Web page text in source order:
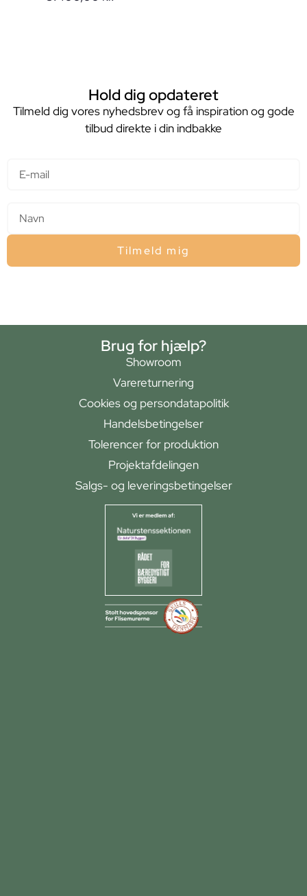
Hold dig opdateret
Tilmeld dig vores nyhedsbrev og få inspiration og gode
tilbud direkte i din indbakke
Tilmeld mig
Brug for hjælp?
Showroom
Varereturnering
Cookies og persondatapolitik
Handelsbetingelser
Tolerencer for produktion
Projektafdelingen
Salgs- og leveringsbetingelser